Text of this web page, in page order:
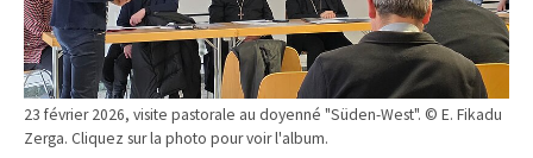
23 février 2026, visite pastorale au doyenné "Süden-West". © E. Fikadu
Zerga. Cliquez sur la photo pour voir l'album.